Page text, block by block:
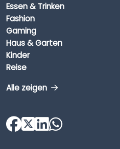
Essen & Trinken
Fashion
Gaming
Haus & Garten
Kinder
Reise
Alle zeigen